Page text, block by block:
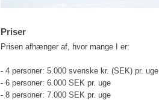
Priser
Prisen afhænger af, hvor mange I er:
- 4 personer: 5.000 svenske kr. (SEK) pr. uge
- 6 personer: 6.000 SEK pr. uge
- 8 personer: 7.000 SEK pr. uge